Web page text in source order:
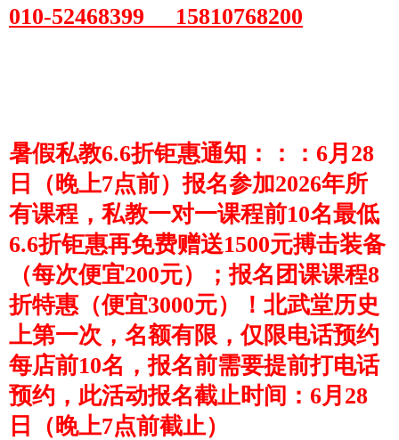
010-52468399 15810768200
暑假私教6.6折钜惠通知 ：：： 6月28
日（晚上7点前）报名参加2026年所
有课程 ，私教一对一课程前10名最低
6.6折钜惠再免费赠送1500元搏击装备
（每次便宜200元）；报名团课课程8
折特惠（便宜3000元）！北武堂历史
上第一次，名额有限，仅限电话预约
每店前10名，报名前需要提前打电话
预约，此活动报名截止时间：6月28
日（晚上7点前截止）